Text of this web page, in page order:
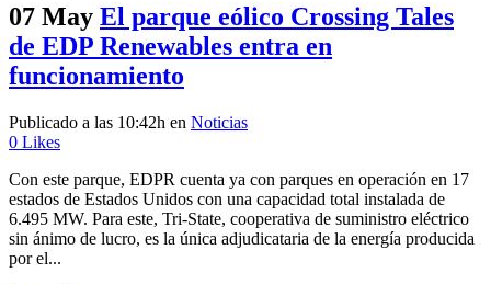
07 May El parque eólico Crossing Tales
de EDP Renewables entra en
funcionamiento
Publicado a las 10:42h en Noticias
0 Likes
Con este parque, EDPR cuenta ya con parques en operación en 17
estados de Estados Unidos con una capacidad total instalada de
6.495 MW. Para este, Tri-State, cooperativa de suministro eléctrico
sin ánimo de lucro, es la única adjudicataria de la energía producida
por el...